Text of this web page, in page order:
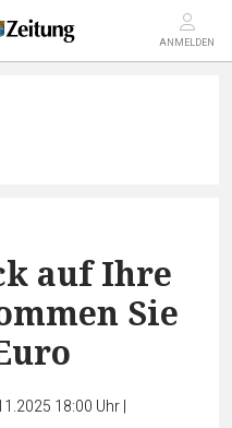
ANMELDEN
auf Ihre
Sie
18:00 Uhr|